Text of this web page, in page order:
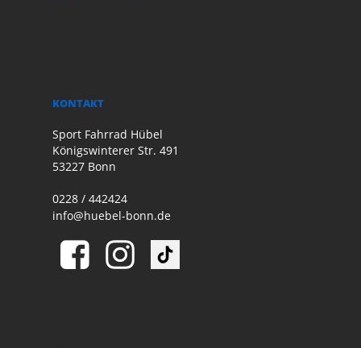
KONTAKT
Sport Fahrrad Hübel
Königswinterer Str. 491
53227 Bonn
0228 / 442424
info@huebel-bonn.de